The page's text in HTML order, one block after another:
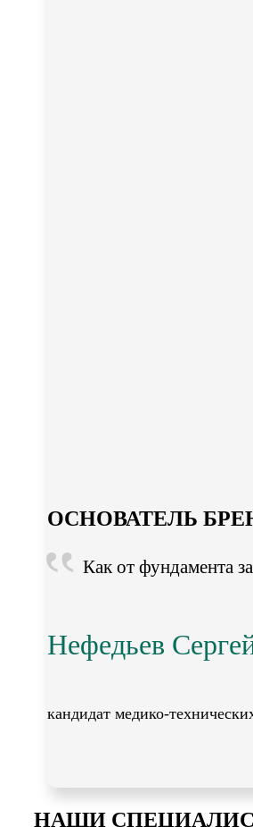
ОСНОВАТЕЛЬ
Как от фундамента
Нефедьев
кандидат медико-
НАШИ